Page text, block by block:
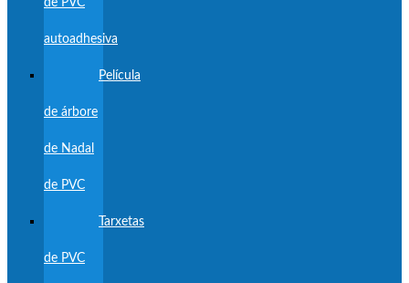
de PVC
autoadhesiva
Película
de árbore
de Nadal
de PVC
Tarxetas
de PVC